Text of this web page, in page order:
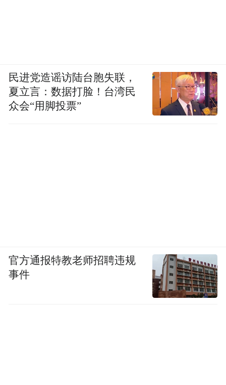
民进党造谣访陆台胞失联，
夏立言：数据打脸！台湾民
众会“用脚投票”
官方通报特教老师招聘违规
事件